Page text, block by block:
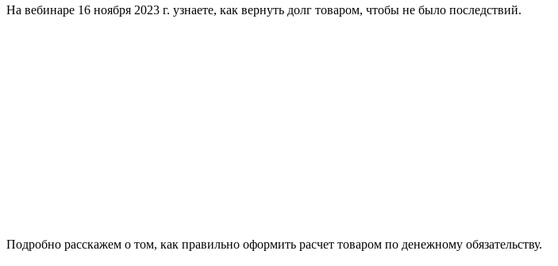
На вебинаре 16 ноября 2023 г. узнаете, как вернуть долг товаром, чтобы не было последствий.
Подробно расскажем о том, как правильно оформить расчет товаром по денежному обязательству.